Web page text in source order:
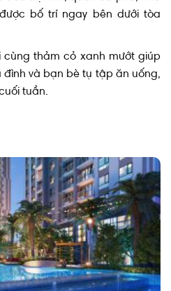
bố trí ngay bên dưới tòa
cùng thảm cỏ xanh mướt giúp
và bạn bè tụ tập ăn uống,
tuần.